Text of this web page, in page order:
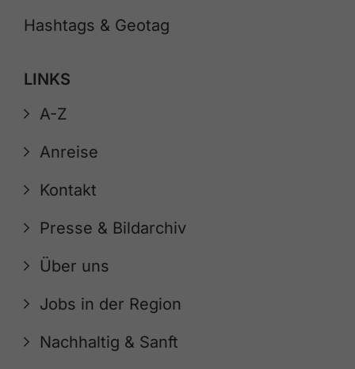
Hashtags & Geotag
LINKS
A-Z
Anreise
Kontakt
Presse & Bildarchiv
Über uns
Jobs in der Region
Nachhaltig & Sanft